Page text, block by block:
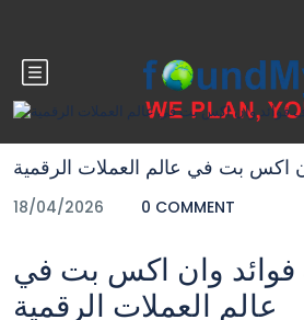
Blog
اكس بت في عالم العملات الرقمية
18/04/2026 0 COMMENT
وان اكس بت في
عالم العملات الرقمية